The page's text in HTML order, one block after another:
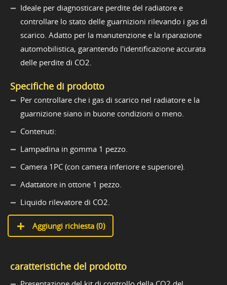
Ideale per diagnosticare perdite del radiatore e
controllare lo stato delle guarnizioni rilevando i gas di
scarico. Adatto per la manutenzione e la riparazione
automobilistica, garantendo l'identificazione accurata
delle perdite di CO2.
Specifiche di prodotto
Per controllare che i gas di scarico nel radiatore e la
guarnizione siano in buone condizioni o meno.
Contenuti:
Lampadina in gomma 1 pezzo.
Camera 1PC (con camera inferiore e superiore).
Adattatore in ottone 1 pezzo.
Liquido rilevatore di CO2.
Aggiungi richiesta (0)
caratteristiche del prodotto